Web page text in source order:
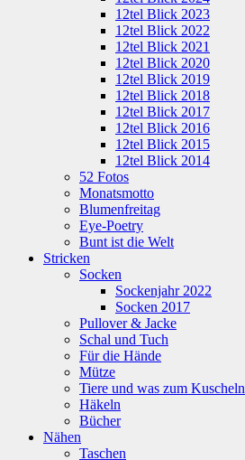
12tel Blick 2023
12tel Blick 2022
12tel Blick 2021
12tel Blick 2020
12tel Blick 2019
12tel Blick 2018
12tel Blick 2017
12tel Blick 2016
12tel Blick 2015
12tel Blick 2014
52 Fotos
Monatsmotto
Blumenfreitag
Eye-Poetry
Bunt ist die Welt
Stricken
Socken
Sockenjahr 2022
Socken 2017
Pullover & Jacke
Schal und Tuch
Für die Hände
Mütze
Tiere und was zum Kuscheln
Häkeln
Bücher
Nähen
Taschen